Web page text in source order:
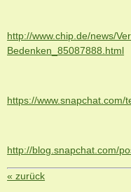
http://www.chip.de/news/
Bedenken_85087888.html
https://www.snapchat.com/
http://blog.snapchat.com/
« zurück